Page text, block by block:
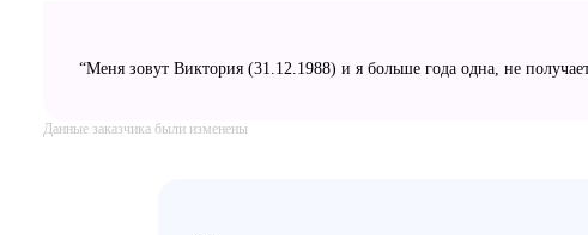
“Меня зовут Виктория (31.12.1988) и я больше года одна, не
Данные заказчика были изменены